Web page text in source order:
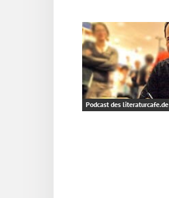
Podcast des literaturcafe.de